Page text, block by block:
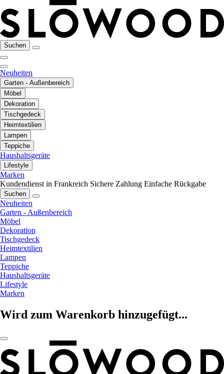
Suchen
Neuheiten
Garten - Außenbereich
Möbel
Dekoration
Tischgedeck
Heimtextilien
Lampen
Teppiche
Haushaltsgeräte
Lifestyle
Marken
Kundendienst in Frankreich Sichere Zahlung Einfache Rückgabe
Suchen
Neuheiten
Garten - Außenbereich
Möbel
Dekoration
Tischgedeck
Heimtextilien
Lampen
Teppiche
Haushaltsgeräte
Lifestyle
Marken
Wird zum Warenkorb hinzugefügt...